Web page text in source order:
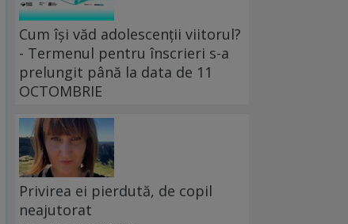
Cum își văd adolescenții viitorul?
- Termenul pentru înscrieri s-a
prelungit până la data de 11
OCTOMBRIE
Privirea ei pierdută, de copil
neajutorat